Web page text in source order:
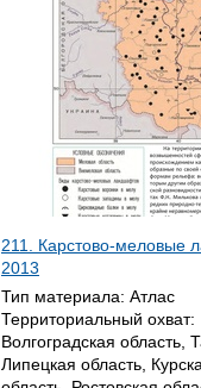
211. Карстово-меловые
2013
Тип материала: Атлас
Территориальный охват:
Волгоградская область,
Липецкая область,